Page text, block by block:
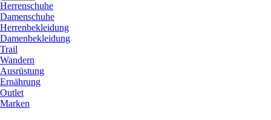
Herrenschuhe
Damenschuhe
Herrenbekleidung
Damenbekleidung
Trail
Wandern
Ausrüstung
Ernährung
Outlet
Marken